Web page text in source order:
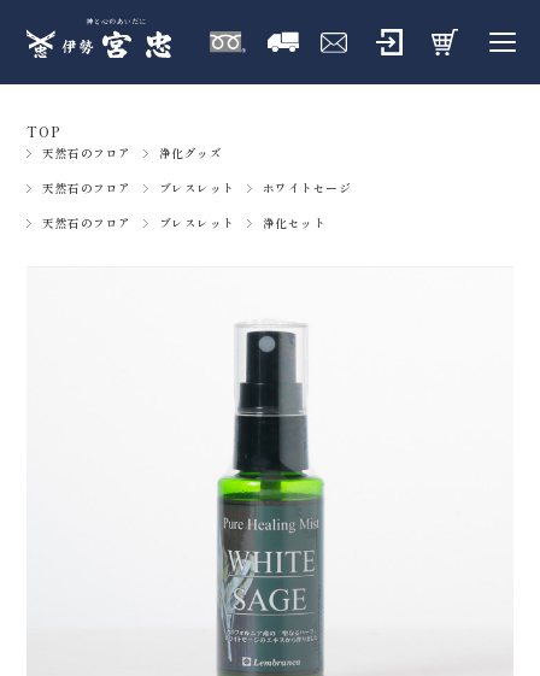
TOP
天然石のフロア 浄化グッズ
天然石のフロア ブレスレット ホワイトセージ
天然石のフロア ブレスレット 浄化セット